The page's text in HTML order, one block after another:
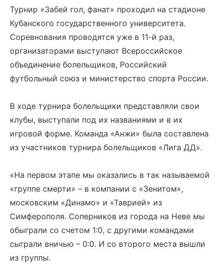
Турнир «Забей гол, фанат» проходил на стадионе
Кубанского государственного университета.
Соревнования проводятся уже в 11-й раз,
организаторами выступают Всероссийское
объединение болельщиков, Российский
футбольный союз и министерство спорта России.
В ходе турнира болельщики представляли свои
клубы, выступали под их названиями и в их
игровой форме. Команда «Анжи» была составлена
из участников турнира болельщиков «Лига ДД».
«На первом этапе мы оказались в так называемой
«группе смерти» – в компании с «Зенитом»,
московским «Динамо» и «Таврией» из
Симферополя. Соперников из города на Неве мы
обыграли со счетом 1:0, с другими командами
сыграли вничью – 0:0. И со второго места вышли
из группы.